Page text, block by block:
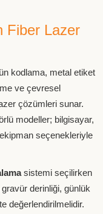
Fiber Lazer
kodlama, metal etiket
ve çevresel
çözümleri sunar.
modeller; bilgisayar,
ekipman seçenekleriyle
sistemi seçilirken
derinliği, günlük
değerlendirilmelidir.